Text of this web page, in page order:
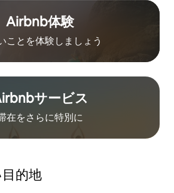
Airbnb体験
ことを体験しましょう
サ⁠ー⁠ビ⁠ス
在をさ⁠ら⁠に特⁠別⁠に
的⁠地